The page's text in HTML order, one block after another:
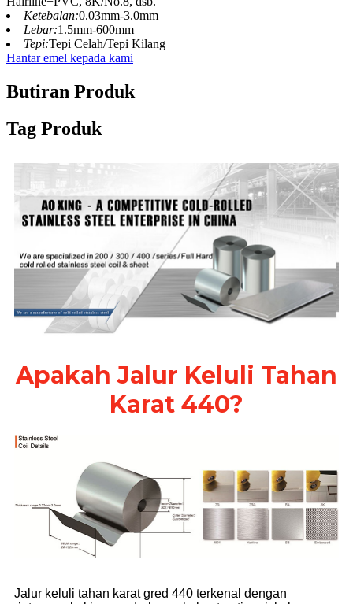
Ketebalan:0.03mm-3.0mm
Lebar:1.5mm-600mm
Tepi:Tepi Celah/Tepi Kilang
Hantar emel kepada kami
Butiran Produk
Tag Produk
Apakah Jalur Keluli Tahan
Karat 440?
Jalur keluli tahan karat gred 440 terkenal dengan